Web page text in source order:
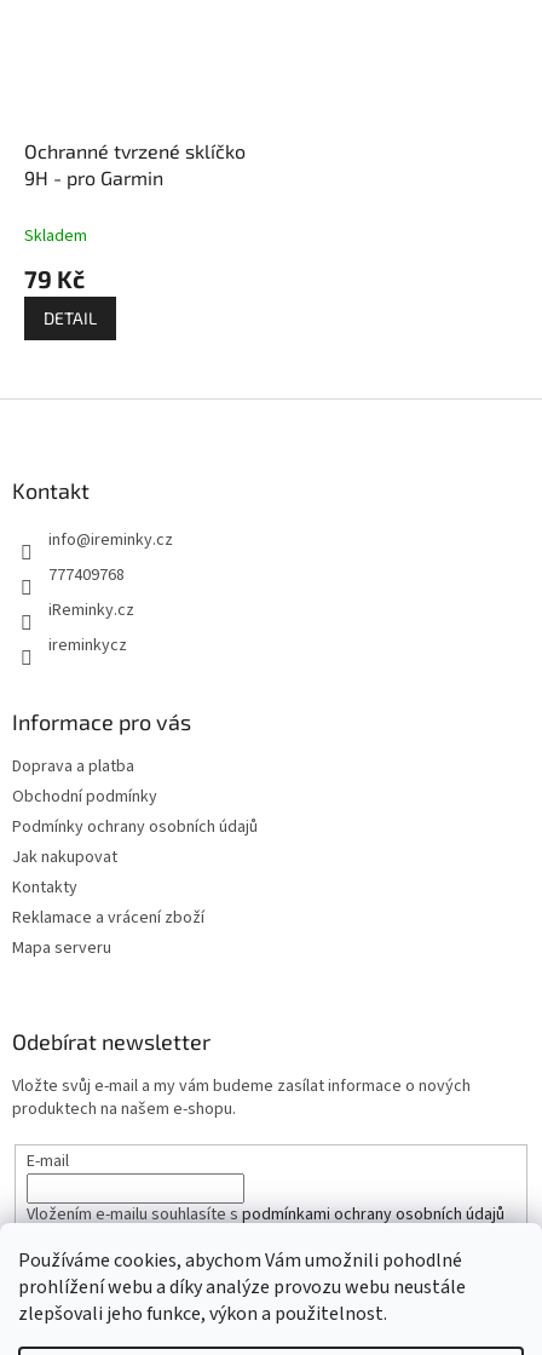
Používáme cookies, abychom Vám umožnili pohodlné
prohlížení webu a díky analýze provozu webu neustále
zlepšovali jeho funkce, výkon a použitelnost.
Ochranné tvrzené sklíčko
9H - pro Garmin
Skladem
79 Kč
DETAIL
Kontakt
info@ireminky.cz
777409768
iReminky.cz
ireminkycz
Informace pro vás
Doprava a platba
Obchodní podmínky
Podmínky ochrany osobních údajů
Jak nakupovat
Kontakty
Reklamace a vrácení zboží
Mapa serveru
Odebírat newsletter
Vložte svůj e-mail a my vám budeme zasílat informace o nových
produktech na našem e-shopu.
E-mail
Vložením e-mailu souhlasíte spodmínkami ochrany osobních údajů
PŘIHLÁSIT SE